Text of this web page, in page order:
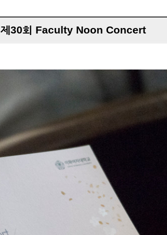
제30회 Faculty Noon Concert